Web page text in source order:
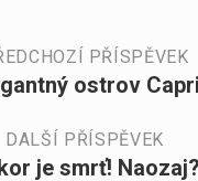
PŘÍSPĚVEK
ostrov Capri
DALŠÍ PŘÍSPĚVEK
je smrť! Naozaj?